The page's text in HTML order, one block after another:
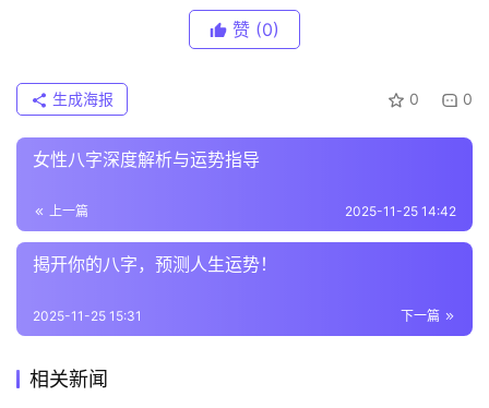
赞 (0)
0 0
生成海报
女性八字深度解析与运势指导
上一篇 2025-11-25 14:42
揭开你的八字，预测人生运势！
下一篇
2025-11-25 15:31
相关新闻